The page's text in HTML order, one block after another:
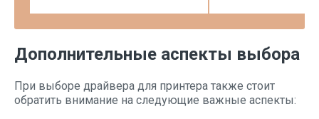
Дополнительные аспекты выбора
При выборе драйвера для принтера также стоит
обратить внимание на следующие важные аспекты: